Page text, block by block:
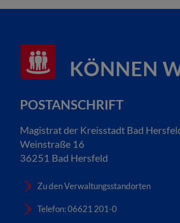
KÖNNEN
POSTANSCHRIFT
Magistrat der Kreisstadt Bad
Weinstraße 16
36251 Bad Hersfeld
Zu den Verwaltungsstandorten
Telefon: 06621 201-0